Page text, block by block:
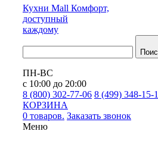
Кухни Mall Комфорт,
доступный
каждому
ПН-ВС
с 10:00 до 20:00
8 (800) 302-77-06 8 (499) 348-15-
КОРЗИНА
0 товаров. Заказать звонок
Меню